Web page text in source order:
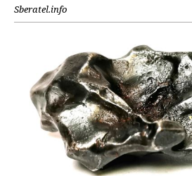
Sberatel.info